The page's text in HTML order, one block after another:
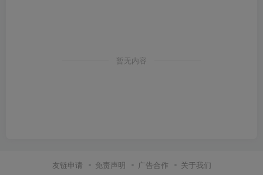
暂无内容
友链申请 免责声明 广告合作 关于我们